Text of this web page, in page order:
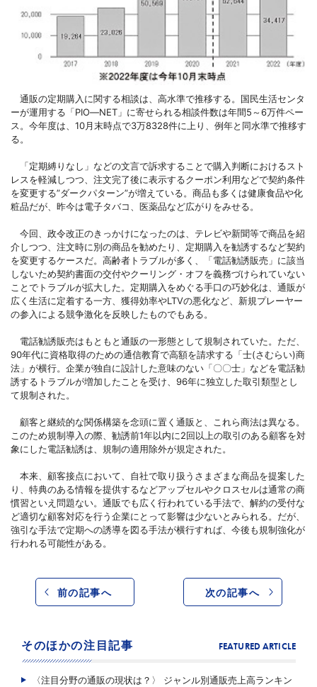
通販の定期購入に関する相談は、高水準で推移する。国民生活センタ
ーが運用する「PIO―NET」に寄せられる相談件数は年間5～6万件ペー
ス。今年度は、10月末時点で3万8328件に上り、例年と同水準で推移す
る。
「定期縛りなし」などの文言で訴求することで購入判断におけるスト
レスを軽減しつつ、注文完了後に表示するクーポン利用などで契約条件
を変更する”ダークパターン”が増えている。商品も多くは健康食品や化
粧品だが、昨今は電子タバコ、医薬品など広がりをみせる。
今回、政令改正のきっかけになったのは、テレビや新聞等で商品を紹
介しつつ、注文時に別の商品を勧めたり、定期購入を勧誘するなど契約
を変更するケースだ。高齢者トラブルが多く、「電話勧誘販売」に該当
しないため契約書面の交付やクーリング・オフを義務づけられていない
ことでトラブルが拡大した。定期購入をめぐる手口の巧妙化は、通販が
広く生活に定着する一方、獲得効率やLTVの悪化など、新規プレーヤー
の参入による競争激化を反映したものでもある。
電話勧誘販売はもともと通販の一形態として規制されていた。ただ、
90年代に資格取得のための通信教育で高額を請求する「士(さむらい)商
法」が横行。企業が独自に設計した意味のない「〇〇士」などを電話勧
誘するトラブルが増加したことを受け、96年に独立した取引類型とし
て規制された。
顧客と継続的な関係構築を念頭に置く通販と、これら商法は異なる。
このため規制導入の際、勧誘前1年以内に2回以上の取引のある顧客を対
象にした電話勧誘は、規制の適用除外が規定された。
本来、顧客接点において、自社で取り扱うさまざまな商品を提案した
り、特典のある情報を提供するなどアップセルやクロスセルは通常の商
慣習といえ問題ない。通販でも広く行われている手法で、解約の受付な
ど適切な顧客対応を行う企業にとって影響は少ないとみられる。だが、
強引な手法で定期への誘導を図る手法が横行すれば、今後も規制強化が
行われる可能性がある。
前の記事へ 次の記事へ
そのほかの注目記事 FEATURED ARTICLE
〈注目分野の通販の現状は？〉 ジャンル別通販売上高ランキン